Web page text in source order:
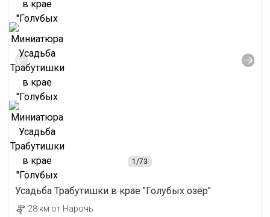
1/73
Усадьба Трабутишки в крае "Голубых озёр"
28 км от Нарочь